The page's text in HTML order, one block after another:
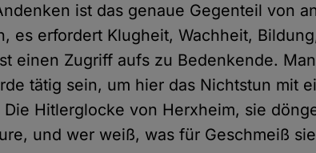
ist das genaue Gegenteil von
es erfordert Klugheit, Wachheit,
einen Zugriff aufs zu Bedenkende.
tätig sein, um hier das Nichtstun mit
Hitlerglocke von Herxheim, sie
und wer weiß, was für Geschmeiß